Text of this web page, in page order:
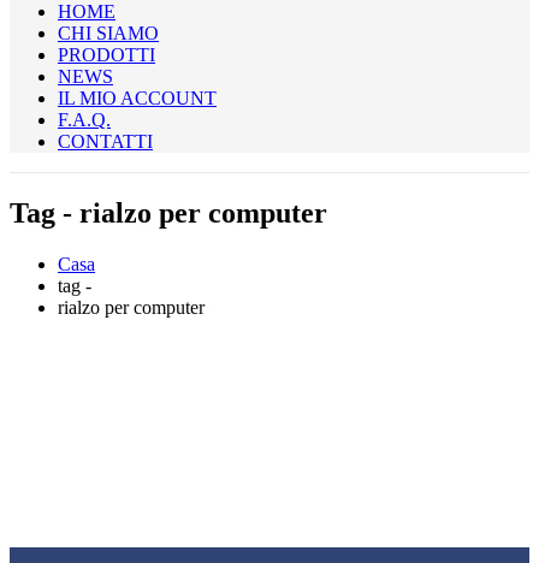
HOME
CHI SIAMO
PRODOTTI
NEWS
IL MIO ACCOUNT
F.A.Q.
CONTATTI
Tag - rialzo per computer
Casa
tag -
rialzo per computer